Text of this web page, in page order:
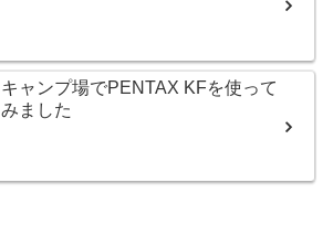
キャンプ場でPENTAX KFを使って
みました